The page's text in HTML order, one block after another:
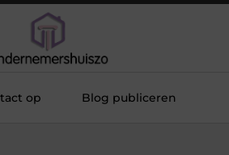
op Blog publiceren